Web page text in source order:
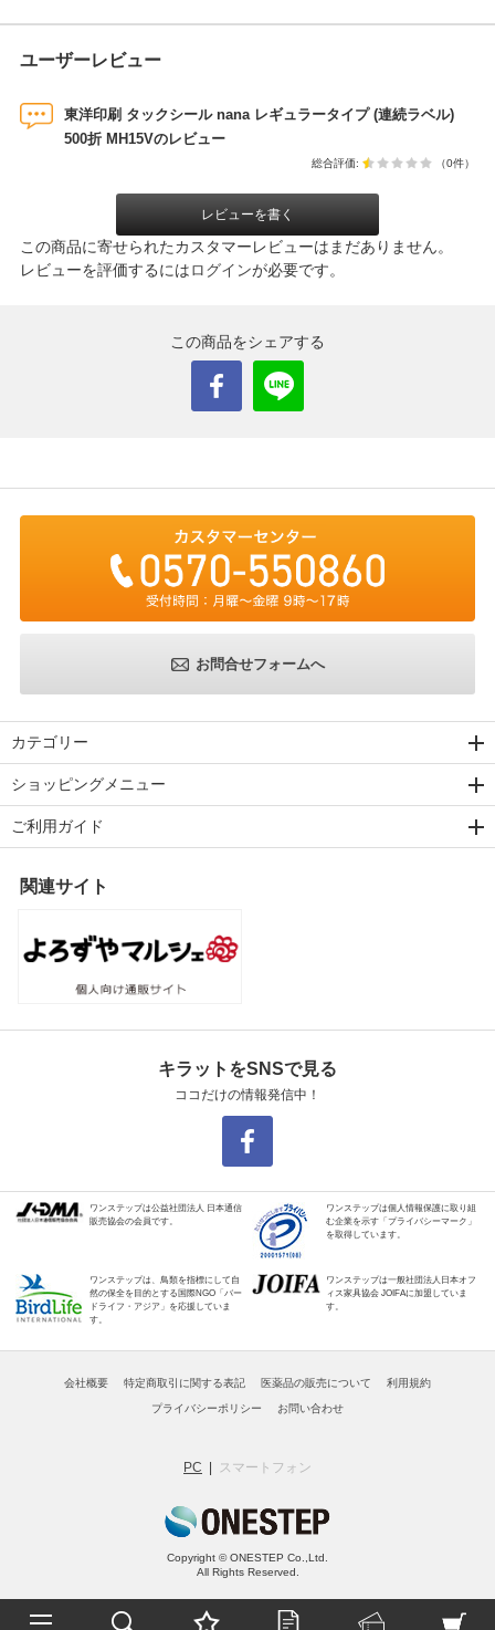
ユーザーレビュー
東洋印刷 タックシール nana レギュラータイプ (連続ラベル)
500折 MH15Vのレビュー
総合評価: （0件）
レビューを書く
この商品に寄せられたカスタマーレビューはまだありません。
レビューを評価するにはログインが必要です。
この商品をシェアする
お問合せフォームへ
カテゴリー
ショッピングメニュー
ご利用ガイド
関連サイト
キラットをSNSで見る
ココだけの情報発信中！
ワンステップは公益社団法人 日本通信
販売協会の会員です。
ワンステップは個人情報保護に取り組
む企業を示す「プライバシーマーク」
を取得しています。
ワンステップは、鳥類を指標にして自
然の保全を目的とする国際NGO「バー
ドライフ・アジア」を応援していま
す。
ワンステップは一般社団法人日本オフ
ィス家具協会 JOIFAに加盟していま
す。
会社概要 特定商取引に関する表記 医薬品の販売について 利用規約
プライバシーポリシー お問い合わせ
PC スマートフォン
Copyright © ONESTEP Co.,Ltd.
All Rights Reserved.